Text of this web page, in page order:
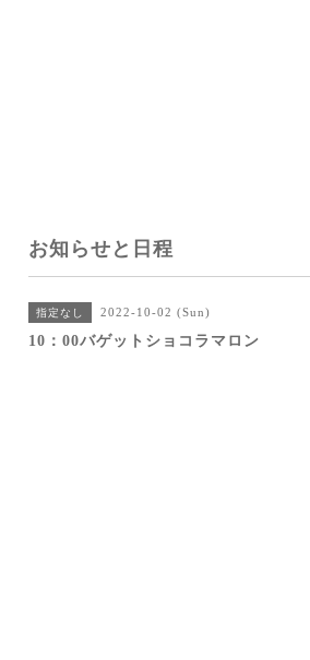
お知らせと日程
指定なし 2022-10-02 (Sun)
10：00バゲットショコラマロン